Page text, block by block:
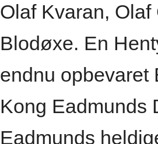
Olaf Kvaran,
Blodøxe. En
endnu opbevaret
Kong Eadmunds
Eadmunds